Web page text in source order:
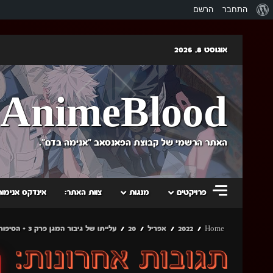
אודות
התחבר הרשם
content
אוגוסט 8, 2026
AnimeBlood
האתר הרשמי של קבוצת הפאנסאב "אנימה בדם".
פרויקטים מנגות צוות האתר: אינדקס
Home
2022 אפריל 20 עלייתו של גיבור המגן פרק 3 + הסיפור של המקום השלישי!